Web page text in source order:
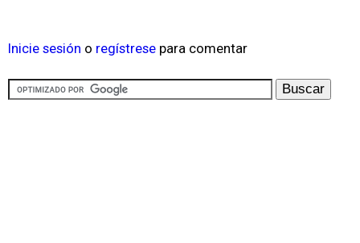
Inicie sesión o regístrese para comentar